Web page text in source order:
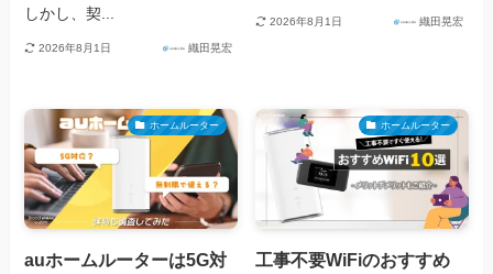
しかし、契...
2026年8月1日 織田晃宏
2026年8月1日 織田晃宏
ホームルーター
auホームルーターは5G対
ホームルーター
工事不要WiFiのおすすめ